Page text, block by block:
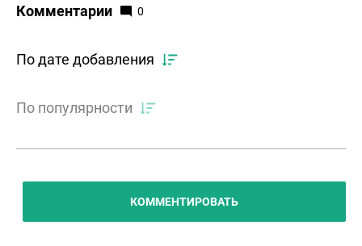
Комментарии 0
По дате добавления
По популярности
КОММЕНТИРОВАТЬ